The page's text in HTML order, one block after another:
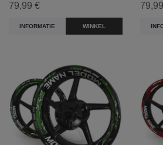
79,99 €
INFORMATIE WINKEL